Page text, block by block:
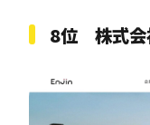
8位 株式会